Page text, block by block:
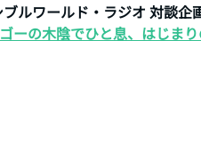
ルワールド・ラジオ 対談企
ーの木陰でひと息、はじま